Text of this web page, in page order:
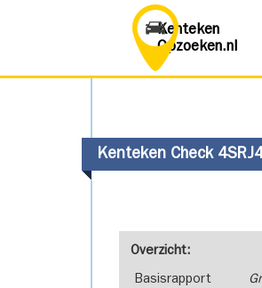
Kenteken
Opzoeken.nl
Kenteken Check
Overzicht:
Basisrapport